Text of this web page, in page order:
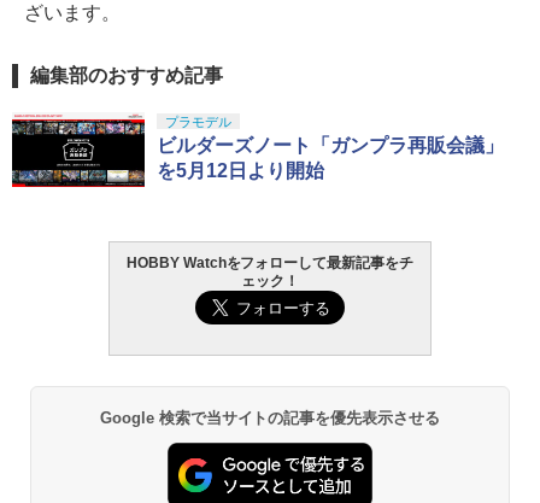
ざいます。
編集部のおすすめ記事
プラモデル
ビルダーズノート「ガンプラ再販会議」
を5月12日より開始
HOBBY Watchをフォローして最新記事をチ
ェック！
Google 検索で当サイトの記事を優先表示させる